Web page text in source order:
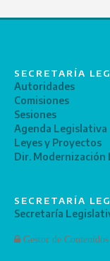
SECRETARÍA
Autoridades
Comisiones
Sesiones
Agenda Legislativa
Leyes y Proyectos
Dir. Modernización
SECRETARÍA
Secretaría
Gestor de Contenidos